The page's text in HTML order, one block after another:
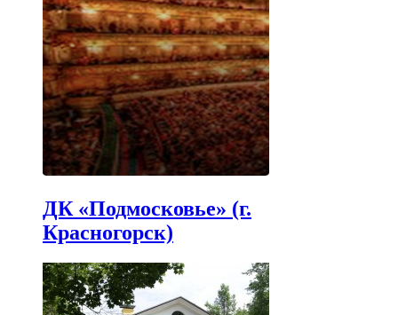
ДК «Подмосковье» (г.
Красногорск)